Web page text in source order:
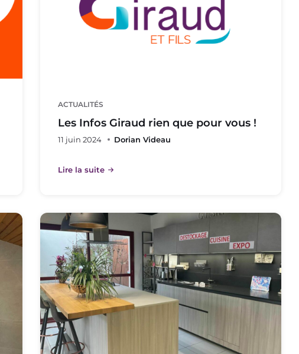
ACTUALITÉS
Les Infos Giraud rien que pour vous !
11 juin 2024 Dorian Videau
Lire la suite